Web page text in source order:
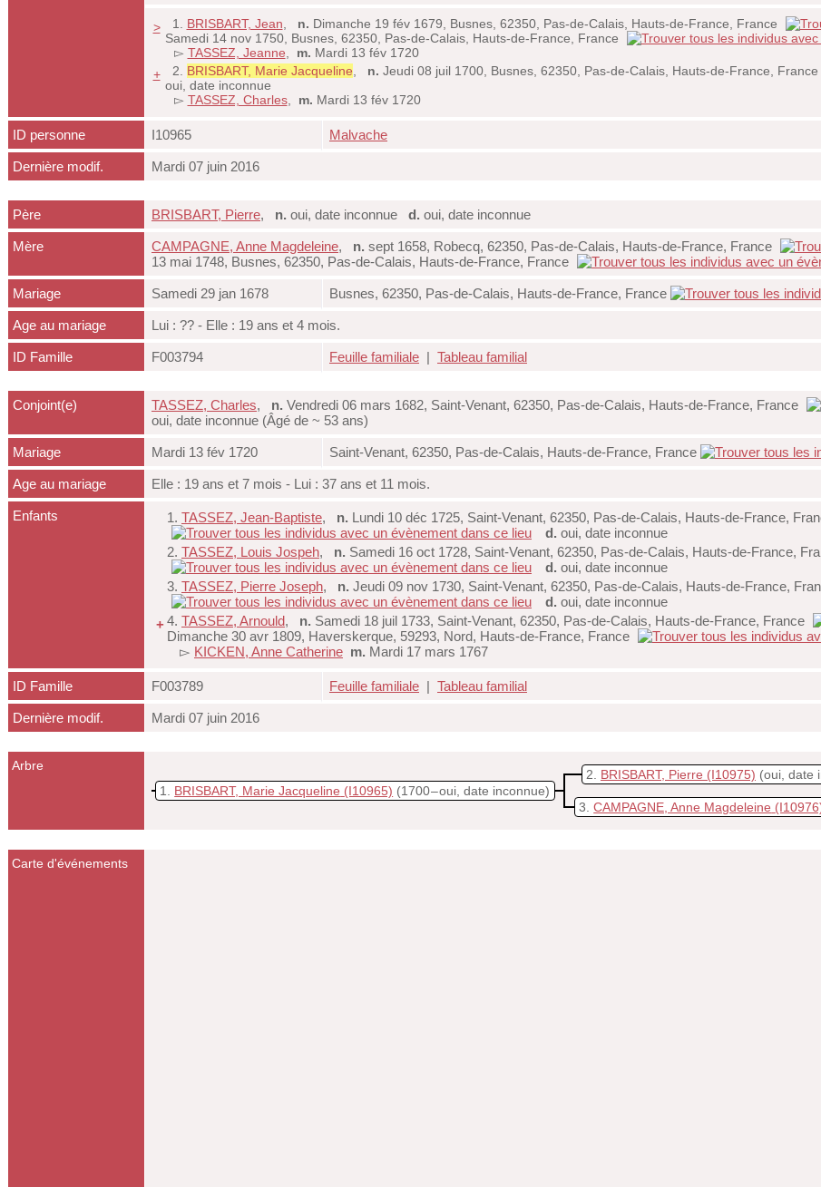
> 1. BRISBART, Jean, n. Dimanche 19 fév 1679, Busnes, 62350, Pas-de-Calais, Hauts-de-France, France
Samedi 14 nov 1750, Busnes, 62350, Pas-de-Calais, Hauts-de-France, France
▻ TASSEZ, Jeanne, m. Mardi 13 fév 1720
+
2. BRISBART, Marie Jacqueline, n. Jeudi 08 juil 1700, Busnes, 62350, Pas-de-Calais, Hauts-de-France, France
oui, date inconnue
▻ TASSEZ, Charles, m. Mardi 13 fév 1720
ID personne I10965 Malvache
Dernière modif. Mardi 07 juin 2016
Père BRISBART, Pierre, n. oui, date inconnue d. oui, date inconnue
Mère CAMPAGNE, Anne Magdeleine, n. sept 1658, Robecq, 62350, Pas-de-Calais, Hauts-de-France, France
13 mai 1748, Busnes, 62350, Pas-de-Calais, Hauts-de-France, France
Mariage Samedi 29 jan 1678 Busnes, 62350, Pas-de-Calais, Hauts-de-France, France
Age au mariage Lui : ?? - Elle : 19 ans et 4 mois.
ID Famille F003794 Feuille familiale | Tableau familial
Conjoint(e) TASSEZ, Charles, n. Vendredi 06 mars 1682, Saint-Venant, 62350, Pas-de-Calais, Hauts-de-France, France
oui, date inconnue (Âgé de ~ 53 ans)
Mariage Mardi 13 fév 1720 Saint-Venant, 62350, Pas-de-Calais, Hauts-de-France, France
Age au mariage Elle : 19 ans et 7 mois - Lui : 37 ans et 11 mois.
Enfants 1. TASSEZ, Jean-Baptiste, n. Lundi 10 déc 1725, Saint-Venant, 62350, Pas-de-Calais, Hauts-de-France,
d. oui, date inconnue
2. TASSEZ, Louis Jospeh, n. Samedi 16 oct 1728, Saint-Venant, 62350, Pas-de-Calais, Hauts-de-France,
d. oui, date inconnue
3. TASSEZ, Pierre Joseph, n. Jeudi 09 nov 1730, Saint-Venant, 62350, Pas-de-Calais, Hauts-de-France,
d. oui, date inconnue
+ 4. TASSEZ, Arnould, n. Samedi 18 juil 1733, Saint-Venant, 62350, Pas-de-Calais, Hauts-de-France, France
Dimanche 30 avr 1809, Haverskerque, 59293, Nord, Hauts-de-France, France
▻ KICKEN, Anne Catherine m. Mardi 17 mars 1767
ID Famille F003789 Feuille familiale | Tableau familial
Dernière modif. Mardi 07 juin 2016
Arbre
1
BRISBART, Marie Jacqueline (I10965) (1700 – oui, date inconnue)
2 BRISBART, Pierre (I10975) (oui, date
3 CAMPAGNE, Anne Magdeleine
Carte d'événements